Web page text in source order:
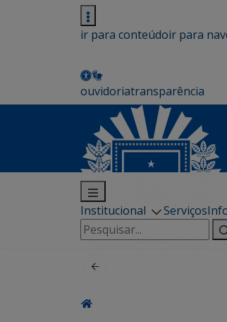
ir para conteúdoir para
ouvidoriatransparência
Institucional Serviços
Pesquisar
por: